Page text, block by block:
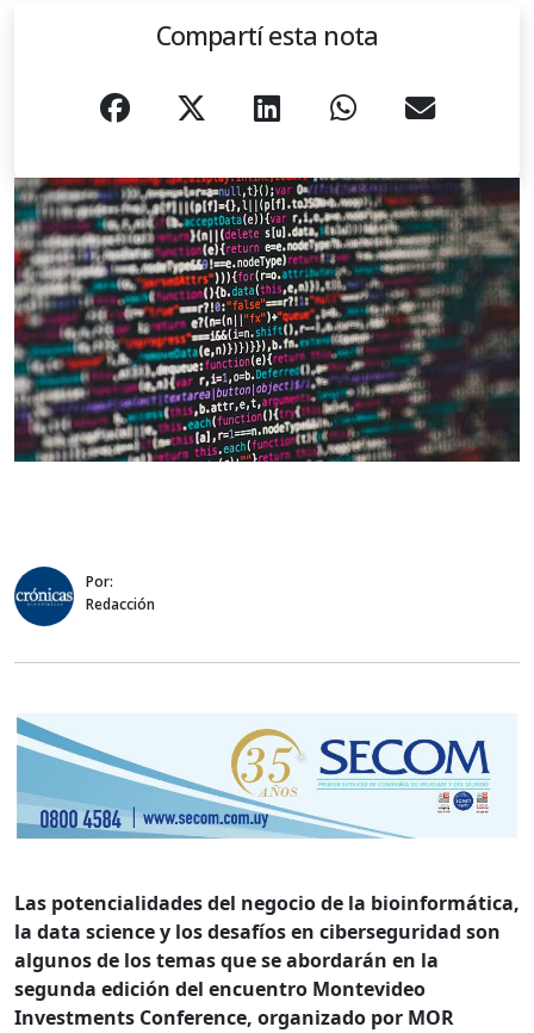
Compartí esta nota
Por:
Redacción
Las potencialidades del negocio de la bioinformática,
la data science y los desafíos en ciberseguridad son
algunos de los temas que se abordarán en la
segunda edición del encuentro Montevideo
Investments Conference, organizado por MOR